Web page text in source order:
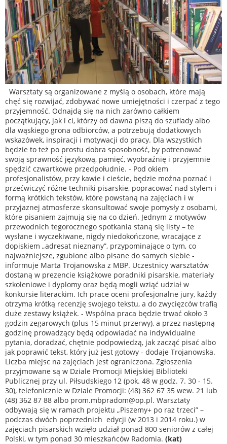
Warsztaty są organizowane z myślą o osobach, które mają
chęć się rozwijać, zdobywać nowe umiejętności i czerpać z tego
przyjemność. Odnajdą się na nich zarówno całkiem
początkujący, jak i ci, którzy od dawna piszą do szuflady albo
dla wąskiego grona odbiorców, a potrzebują dodatkowych
wskazówek, inspiracji i motywacji do pracy. Dla wszystkich
będzie to też po prostu dobra sposobność, by potrenować
swoją sprawność językową, pamięć, wyobraźnię i przyjemnie
spędzić czwartkowe przedpołudnie. - Pod okiem
profesjonalistów, przy kawie i cieście, będzie można poznać i
przećwiczyć różne techniki pisarskie, popracować nad stylem i
formą krótkich tekstów, które powstaną na zajęciach i w
przyjaznej atmosferze skonsultować swoje pomysły z osobami,
które pisaniem zajmują się na co dzień. Jednym z motywów
przewodnich tegorocznego spotkania staną się listy – te
wysłane i wyczekiwane, nigdy niedokończone, wracające z
dopiskiem „adresat nieznany”, przypominające o tym, co
najważniejsze, zgubione albo pisane do samych siebie -
informuje Marta Trojanowska z MBP. Uczestnicy warsztatów
dostaną w prezencie książkowe poradniki pisarskie, materiały
szkoleniowe i dyplomy oraz będą mogli wziąć udział w
konkursie literackim. Ich prace oceni profesjonalne jury, każdy
otrzyma krótką recenzję swojego tekstu, a do zwycięzców trafią
duże zestawy książek. - Wspólna praca będzie trwać około 3
godzin zegarowych (plus 15 minut przerwy), a przez następną
godzinę prowadzący będą odpowiadać na indywidualne
pytania, doradzać, chętnie podpowiedzą, jak zacząć pisać albo
jak poprawić tekst, który już jest gotowy - dodaje Trojanowska.
Liczba miejsc na zajęciach jest ograniczona. Zgłoszenia
przyjmowane są w Dziale Promocji Miejskiej Biblioteki
Publicznej przy ul. Piłsudskiego 12 (pok. 48 w godz. 7. 30 - 15.
30), telefonicznie w Dziale Promocji: (48) 362 67 35 wew. 21 lub
(48) 362 87 88 albo prom.mbpradom@op.pl. Warsztaty
odbywają się w ramach projektu „Piszemy+ po raz trzeci” –
podczas dwóch poprzednich edycji (w 2013 i 2014 roku.) w
zajęciach pisarskich wzięło udział ponad 800 seniorów z całej
Polski, w tym ponad 30 mieszkańców Radomia. (kat)